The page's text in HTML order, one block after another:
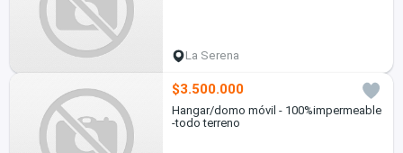
La Serena
$3.500.000
Hangar/domo móvil - 100%impermeable
-todo terreno